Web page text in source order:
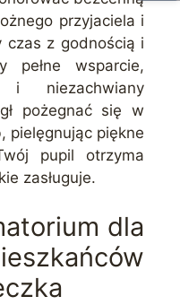
przyjaciela i
czas z godnością i
pełne wsparcie,
i niezachwiany
pożegnać się w
pielęgnując piękne
pupil otrzyma
zasługuje.
dla